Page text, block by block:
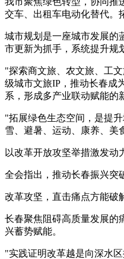
交车、出租车电动化替代。
城市规划是一座城市发展的
市更新为抓手，系统提升规
"探索商文旅、农文旅、工
级城市文旅IP，推动长春成
系，形成多产业联动赋能的
"拓展绿色生态空间，是提
雪、避暑、运动、康养、美
以改革开放攻坚举措激发动
全会指出，推动长春振兴突
改革攻坚，直击痛点方能
长春聚焦阻碍高质量发展的
兴蓄势赋能。
"实践证明改革越是向深水